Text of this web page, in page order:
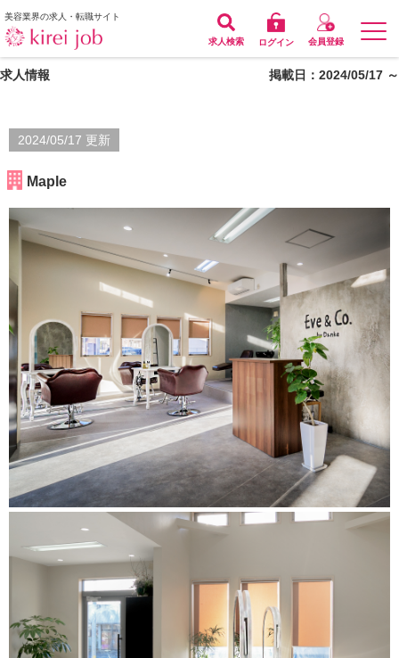
美容業界の求人・転職サイト
求人検索 ログイン 会員登録
求人情報 掲載日：2024/05/17 ～
2024/05/17 更新
Maple